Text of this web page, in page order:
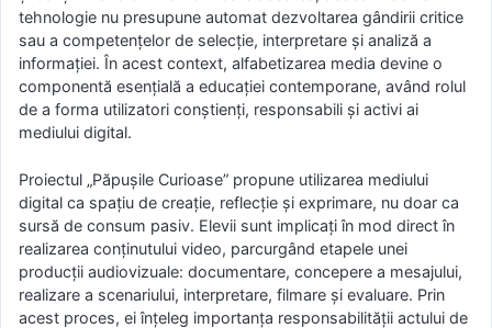
tehnologie nu presupune automat dezvoltarea gândirii critice
sau a competențelor de selecție, interpretare și analiză a
informației. În acest context, alfabetizarea media devine o
componentă esențială a educației contemporane, având rolul
de a forma utilizatori conștienți, responsabili și activi ai
mediului digital.
Proiectul „Păpușile Curioase” propune utilizarea mediului
digital ca spațiu de creație, reflecție și exprimare, nu doar ca
sursă de consum pasiv. Elevii sunt implicați în mod direct în
realizarea conținutului video, parcurgând etapele unei
producții audiovizuale: documentare, concepere a mesajului,
realizare a scenariului, interpretare, filmare și evaluare. Prin
acest proces, ei înțeleg importanța responsabilității actului de